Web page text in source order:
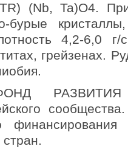
(TR) (Nb, Ta)О4.
бурые
4,2-6,0 г/
грейзенах.
финансирования